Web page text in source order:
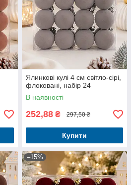
Ялинкові кулі 4 см світло-сірі,
флоковані, набір 24
В наявності
252,88 ₴ 297,50 ₴
Купити
–15%